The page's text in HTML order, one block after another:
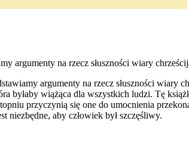
argumenty na rzecz słuszności wiary
byłaby wiążąca dla wszystkich ludzi. Tę
przyczynią się one do umocnienia
aby człowiek był szczęśliwy.